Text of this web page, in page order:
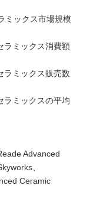
ミックス市場規模
ラミックス消費額
ラミックス販売数
ラミックスの平均
Advanced
、
Ceramic